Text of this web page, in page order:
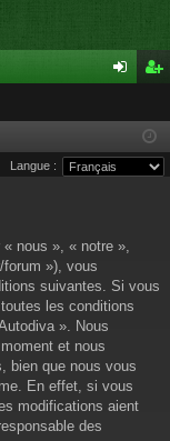
cri
pti
Langue :
nous », « notre »,
»), vous
suivantes. Si vous
les conditions
». Nous
et nous
bien que nous vous
En effet, si vous
modifications aient
des